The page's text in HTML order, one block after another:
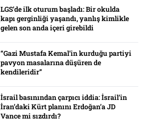
LGS’de ilk oturum başladı: Bir okulda
kapı gerginliği yaşandı, yanlış kimlikle
gelen son anda içeri girebildi
“Gazi Mustafa Kemal’in kurduğu partiyi
pavyon masalarına düşüren de
kendileridir”
İsrail basınından çarpıcı iddia: İsrail’in
İran’daki Kürt planını Erdoğan’a JD
Vance mi sızdırdı?